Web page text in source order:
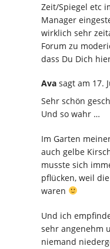
Zeit/Spiegel etc
Manager
wirklich sehr
Forum zu
dass Du Dich
Ava sagt am 17.
Sehr schön
Und so wahr …
Im Garten
auch gelbe
musste sich
pflücken, weil
waren
Und ich
sehr angenehm
niemand